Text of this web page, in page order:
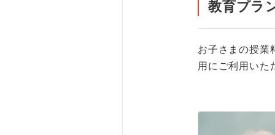
教育プラ
お子さまの授業
用にご利用いた